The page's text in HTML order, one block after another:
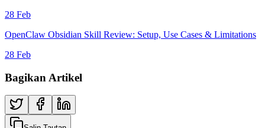
28 Feb
OpenClaw Obsidian Skill Review: Setup, Use Cases & Limitations
28 Feb
Bagikan Artikel